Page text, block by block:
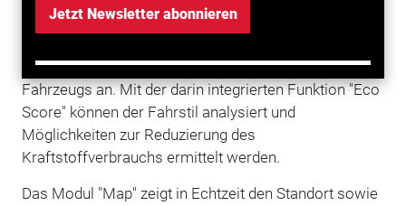
Jetzt Newsletter abonnieren
und jederzeit auf mobilen Endgeräten einsehen. Die
"Check" zeigt technische Informationen des
Fahrzeugs an. Mit der darin integrierten Funktion "Eco
Score" können der Fahrstil analysiert und
Möglichkeiten zur Reduzierung des
Kraftstoffverbrauchs ermittelt werden.
Das Modul "Map" zeigt in Echtzeit den Standort sowie